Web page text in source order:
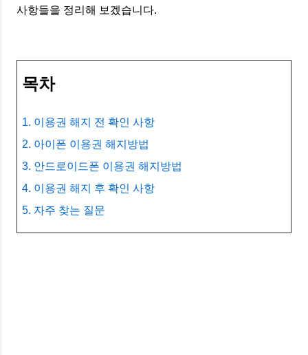
사항들을 정리해 보겠습니다.
목차
1. 이용권 해지 전 확인 사항
2. 아이폰 이용권 해지방법
3. 안드로이드폰 이용권 해지방법
4. 이용권 해지 후 확인 사항
5. 자주 찾는 질문